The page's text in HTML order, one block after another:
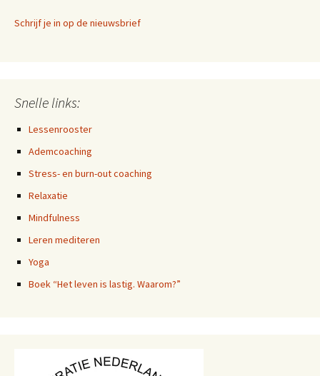
Schrijf je in op de nieuwsbrief
Snelle links:
Lessenrooster
Ademcoaching
Stress- en burn-out coaching
Relaxatie
Mindfulness
Leren mediteren
Yoga
Boek “Het leven is lastig. Waarom?”